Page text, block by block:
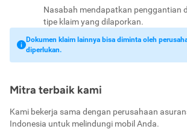
Nasabah mendapatkan penggantian
tipe klaim yang dilaporkan.
Dokumen klaim lainnya bisa diminta oleh
diperlukan.
Mitra terbaik kami
Kami bekerja sama dengan perusahaan
Indonesia untuk melindungi mobil Anda.